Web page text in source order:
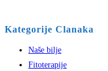
Kategorije Clanaka
Naše bilje
Fitoterapije